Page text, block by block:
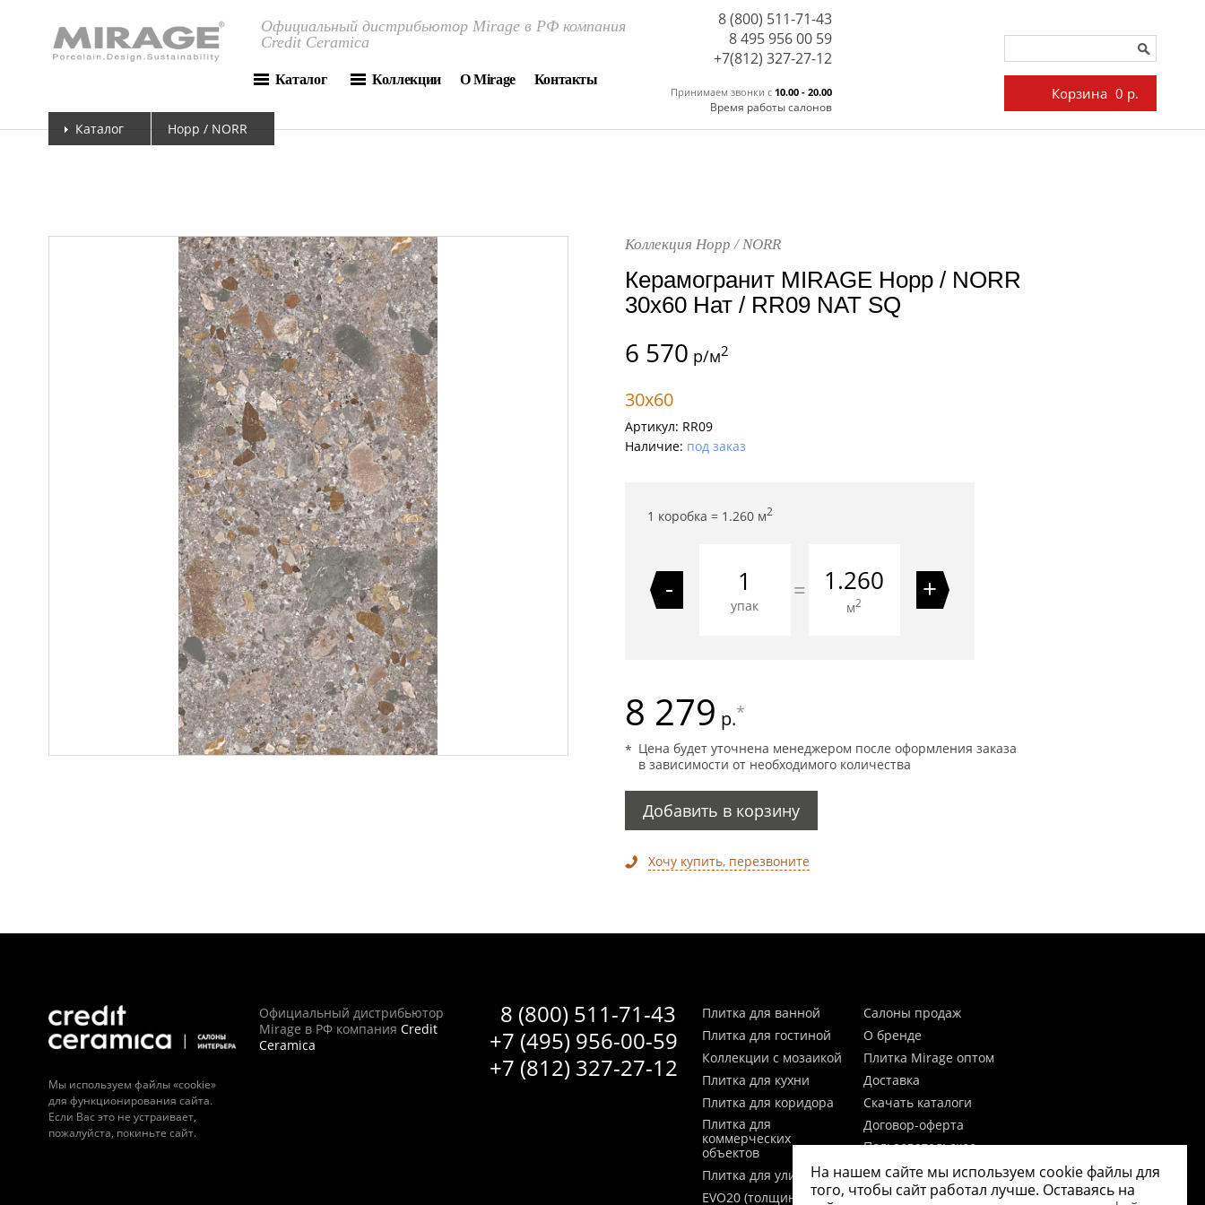
Официальный дистрибьютор Mirage в РФ компания
Credit Ceramica
Каталог Коллекции О Mirage Контакты
8 (800) 511-71-43
8 495 956 00 59
Принимаем звонки c 10.00 - 20.00
Время работы салонов
+7(812) 327-27-12
Корзина 0 р.
Каталог Норр / NORR
Коллекция Норр / NORR
Керамогранит MIRAGE Норр / NORR
30x60 Нат / RR09 NAT SQ
6 570 р/м2
30x60
Артикул: RR09
Наличие: под заказ
1 коробка = 1.260м2
-
упак
= 1.260
м2 +
8 279 р.*
Цена будет уточнена менеджером после оформления заказа
в зависимости от необходимого количества
Добавить в корзину
Хочу купить, перезвоните
Мы используем файлы «cookie»
для функционирования сайта.
Если Вас это не устраивает,
пожалуйста, покиньте сайт.
8 (800) 511-71-43
+7 (495) 956-00-59
+7 (812) 327-27-12
Официальный дистрибьютор
Mirage в РФ компания Credit
Ceramica
Плитка для ванной
Плитка для гостиной
Коллекции с мозаикой
Плитка для кухни
Плитка для коридора
Плитка для
коммерческих
объектов
Плитка для улицы
EVO20 (толщина 20мм)
Салоны продаж
О бренде
Плитка Mirage оптом
Доставка
Скачать каталоги
Договор-оферта
Пользовательское
Согласие на обработку
персональных данных
На нашем сайте мы используем cookie файлы для
того, чтобы сайт работал лучше. Оставаясь на